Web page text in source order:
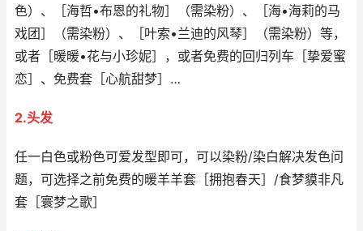
色）、［海哲•布恩的礼物］（需染粉）、［海•海莉的马
戏团］（需染粉）、［叶索•兰迪的风琴］（需染粉）等，
或者［暖暖•花与小珍妮］，或者免费的回归列车［挚爱蜜
恋］、免费套［心航甜梦］…
2.头发
任一白色或粉色可爱发型即可，可以染粉/染白解决发色问
题，可选择之前免费的暖羊羊套［拥抱春天］/食梦貘非凡
套［寰梦之歌］